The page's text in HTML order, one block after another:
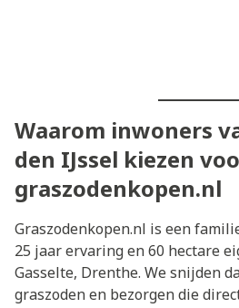
Waarom inwoners
den IJssel kiezen
graszodenkopen.nl
Graszodenkopen.nl is een
25 jaar ervaring en 60 hectare
Gasselte, Drenthe. We snijden
graszoden en bezorgen die